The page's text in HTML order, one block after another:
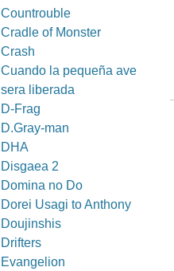
Countrouble
Cradle of Monster
Crash
Cuando la pequeña ave
sera liberada
D-Frag
D.Gray-man
DHA
Disgaea 2
Domina no Do
Dorei Usagi to Anthony
Doujinshis
Drifters
Evangelion